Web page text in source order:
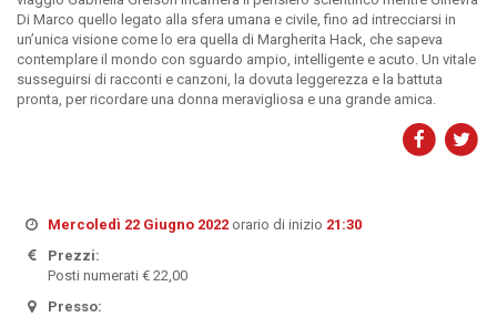
Di Marco quello legato alla sfera umana e civile, fino ad intrecciarsi in
un’unica visione come lo era quella di Margherita Hack, che sapeva
contemplare il mondo con sguardo ampio, intelligente e acuto. Un vitale
susseguirsi di racconti e canzoni, la dovuta leggerezza e la battuta
pronta, per ricordare una donna meravigliosa e una grande amica.
Mercoledì 22 Giugno 2022orario di inizio 21:30
Prezzi:
Posti numerati € 22,00
Presso: